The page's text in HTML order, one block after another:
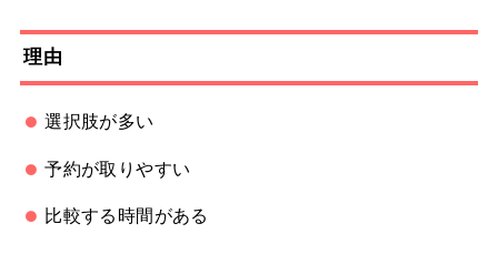
理由
選択肢が多い
予約が取りやすい
比較する時間がある